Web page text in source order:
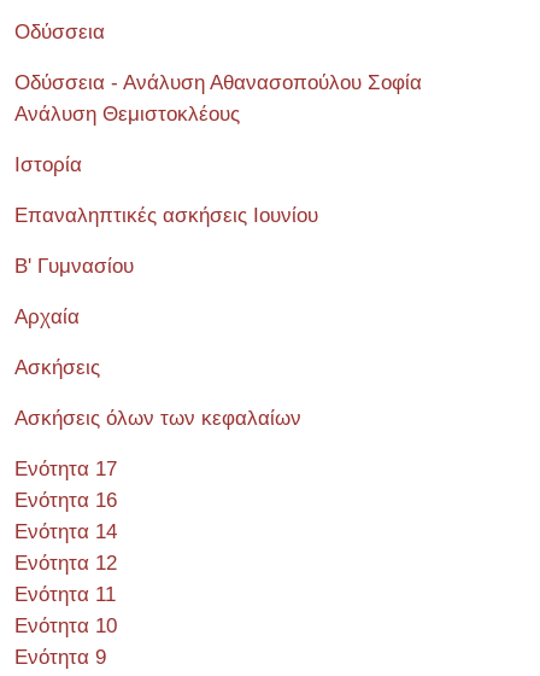
Οδύσσεια
Οδύσσεια - Ανάλυση Αθανασοπούλου Σοφία
Ανάλυση Θεμιστοκλέους
Ιστορία
Επαναληπτικές ασκήσεις Ιουνίου
Β' Γυμνασίου
Αρχαία
Ασκήσεις
Ασκήσεις όλων των κεφαλαίων
Ενότητα 17
Ενότητα 16
Ενότητα 14
Ενότητα 12
Ενότητα 11
Ενότητα 10
Ενότητα 9